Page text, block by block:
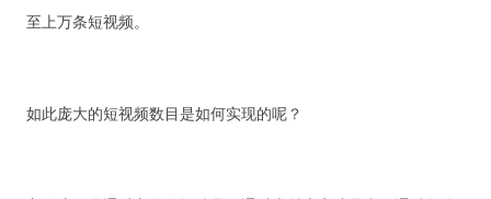
至上万条短视频。
如此庞大的短视频数目是如何实现的呢？